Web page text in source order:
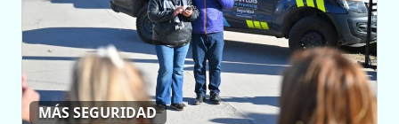
MÁS SEGURIDAD